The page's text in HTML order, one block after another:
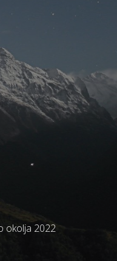
okolja 2022